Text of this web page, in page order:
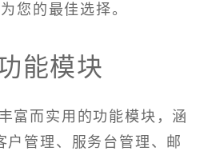
您的最佳选择。
能模块
富而实用的功能模块，涵
户管理、服务台管理、邮